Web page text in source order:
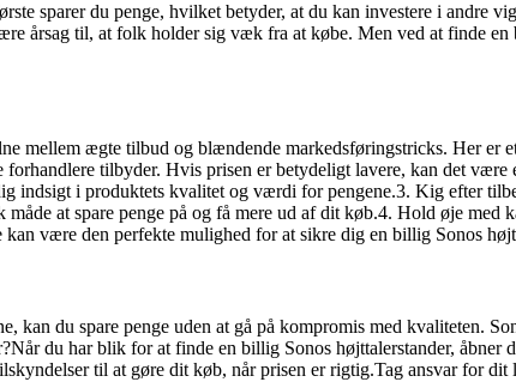
sparer du penge, hvilket betyder, at du kan investere i andre
årsag til, at folk holder sig væk fra at købe. Men ved at finde
mellem ægte tilbud og blændende markedsføringstricks. Her
tilbyder. Hvis prisen er betydeligt lavere, kan det
indsigt i produktets kvalitet og værdi for pengene.3. Kig efter
at spare penge på og få mere ud af dit køb.4. Hold øje
være den perfekte mulighed for at sikre dig en billig Sonos
kan du spare penge uden at gå på kompromis med kvaliteten.
du har blik for at finde en billig Sonos højttalerstander, åbner
til at gøre dit køb, når prisen er rigtig.Tag ansvar for